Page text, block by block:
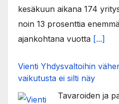
kesäkuun aikana 174
noin 13 prosenttia
ajankohtana vuotta [...]
Vienti Yhdysvaltoihin
vaikutusta ei silti näy
Tavaroiden ja